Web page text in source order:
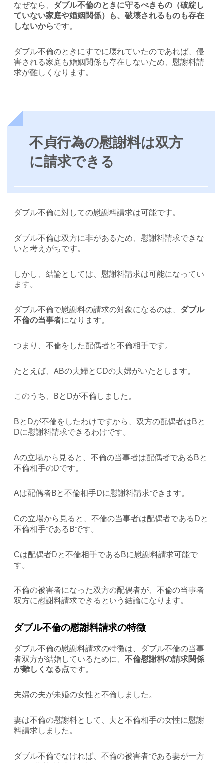
なぜなら、 ダブル不倫のときに守るべきもの（破綻し
ていない家庭や婚姻関係）も、破壊されるものも存在
しないからです。
ダブル不倫のときにすでに壊れていたのであれば、侵
害される家庭も婚姻関係も存在しないため、慰謝料請
求が難しくなります。
不貞行為の慰謝料は双方
に請求できる
ダブル不倫に対しての慰謝料請求は可能です。
ダブル不倫は双方に非があるため、慰謝料請求できな
いと考えがちです。
しかし、結論としては、慰謝料請求は可能になってい
ます。
ダブル不倫で慰謝料の請求の対象になるのは、 ダブル
不倫の当事者になります。
つまり、不倫をした配偶者と不倫相手です。
たとえば、ABの夫婦とCDの夫婦がいたとします。
このうち、BとDが不倫しました。
BとDが不倫をしたわけですから、双方の配偶者はBと
Dに慰謝料請求できるわけです。
Aの立場から見ると、不倫の当事者は配偶者であるBと
不倫相手のDです。
Aは配偶者Bと不倫相手Dに慰謝料請求できます。
Cの立場から見ると、不倫の当事者は配偶者であるDと
不倫相手であるBです。
Cは配偶者Dと不倫相手であるBに慰謝料請求可能で
す。
不倫の被害者になった双方の配偶者が、不倫の当事者
双方に慰謝料請求できるという結論になります。
ダブル不倫の慰謝料請求の特徴
ダブル不倫の慰謝料請求の特徴は、ダブル不倫の当事
者双方が結婚しているために、 不倫慰謝料の請求関係
が難しくなる点です。
夫婦の夫が未婚の女性と不倫しました。
妻は不倫の慰謝料として、夫と不倫相手の女性に慰謝
料請求しました。
ダブル不倫でなければ、不倫の被害者である妻が一方